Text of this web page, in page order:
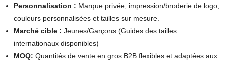
Personnalisation : Marque privée, impression/broderie de logo,
couleurs personnalisées et tailles sur mesure.
Marché cible : Jeunes/Garçons (Guides des tailles
internationaux disponibles)
MOQ: Quantités de vente en gros B2B flexibles et adaptées aux